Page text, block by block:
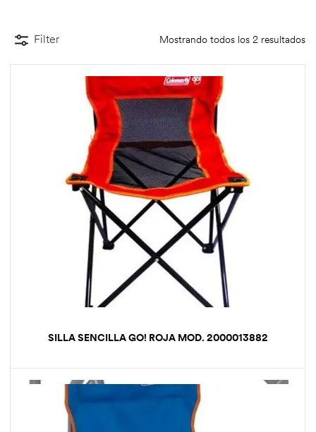
Filter Mostrando todos los 2 resultados
SILLA SENCILLA GO! ROJA MOD. 2000013882